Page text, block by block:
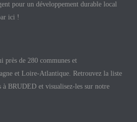
pour un développement durable local
ici !
près de 280 communes et
et Loire-Atlantique. Retrouvez la liste
à BRUDED et visualisez-les sur notre